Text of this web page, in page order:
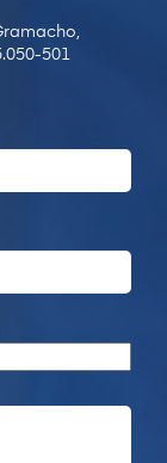
501